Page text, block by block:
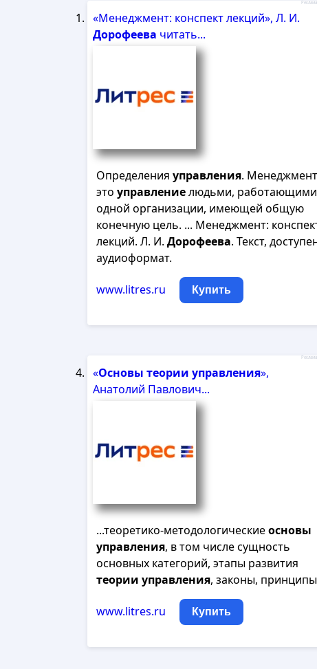
«Менеджмент: конспект лекций», Л. И.
Дорофеева читать...
Определения управления.
это управлениелюдьми,
одной организации, имеющей общую
конечную цель. ... Менеджмент:
лекций. Л. И. Дорофеева. Текст,
аудиоформат.
www.litres.ru Купить
Реклама
«Основы теории управления»,
Анатолий Павлович...
...теоретико-методологическиеосновы
управления, в том числе сущность
основных категорий, этапы развития
теории управления, законы,
www.litres.ru Купить
Реклама